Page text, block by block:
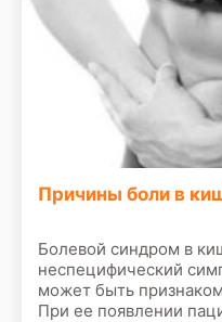
Причины боли в
Болевой синдром в
неспецифический
может быть
При ее появлении